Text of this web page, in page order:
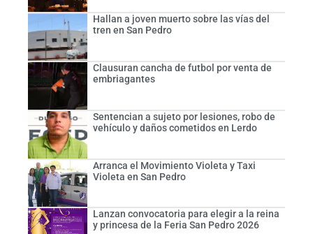
Hallan a joven muerto sobre las vías del
tren en San Pedro
Clausuran cancha de futbol por venta de
embriagantes
Sentencian a sujeto por lesiones, robo de
vehículo y daños cometidos en Lerdo
Arranca el Movimiento Violeta y Taxi
Violeta en San Pedro
Lanzan convocatoria para elegir a la reina
y princesa de la Feria San Pedro 2026